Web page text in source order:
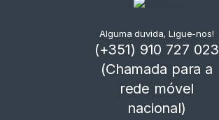
Alguma duvida, Ligue-nos!
(+351) 910 727 023
(Chamada para a
rede móvel
nacional)